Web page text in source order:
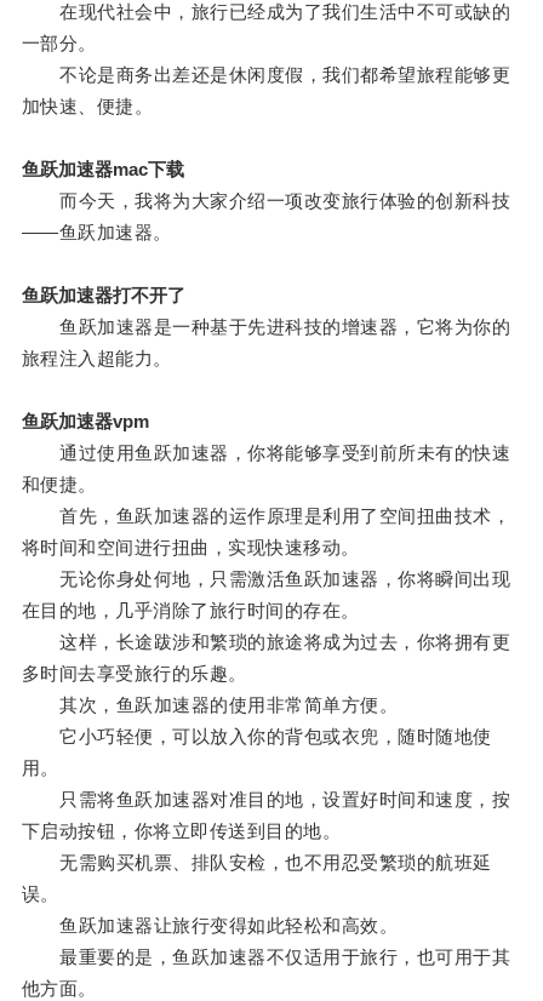
在现代社会中，旅行已经成为了我们生活中不可或缺的
一部分。
不论是商务出差还是休闲度假，我们都希望旅程能够更
加快速、便捷。
鱼跃加速器mac下载
而今天，我将为大家介绍一项改变旅行体验的创新科技
——鱼跃加速器。
鱼跃加速器打不开了
鱼跃加速器是一种基于先进科技的增速器，它将为你的
旅程注入超能力。
鱼跃加速器vpm
通过使用鱼跃加速器，你将能够享受到前所未有的快速
和便捷。
首先，鱼跃加速器的运作原理是利用了空间扭曲技术，
将时间和空间进行扭曲，实现快速移动。
无论你身处何地，只需激活鱼跃加速器，你将瞬间出现
在目的地，几乎消除了旅行时间的存在。
这样，长途跋涉和繁琐的旅途将成为过去，你将拥有更
多时间去享受旅行的乐趣。
其次，鱼跃加速器的使用非常简单方便。
它小巧轻便，可以放入你的背包或衣兜，随时随地使
用。
只需将鱼跃加速器对准目的地，设置好时间和速度，按
下启动按钮，你将立即传送到目的地。
无需购买机票、排队安检，也不用忍受繁琐的航班延
误。
鱼跃加速器让旅行变得如此轻松和高效。
最重要的是，鱼跃加速器不仅适用于旅行，也可用于其
他方面。